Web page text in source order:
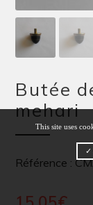
Butée
mehari
Référence :
This site uses
✓